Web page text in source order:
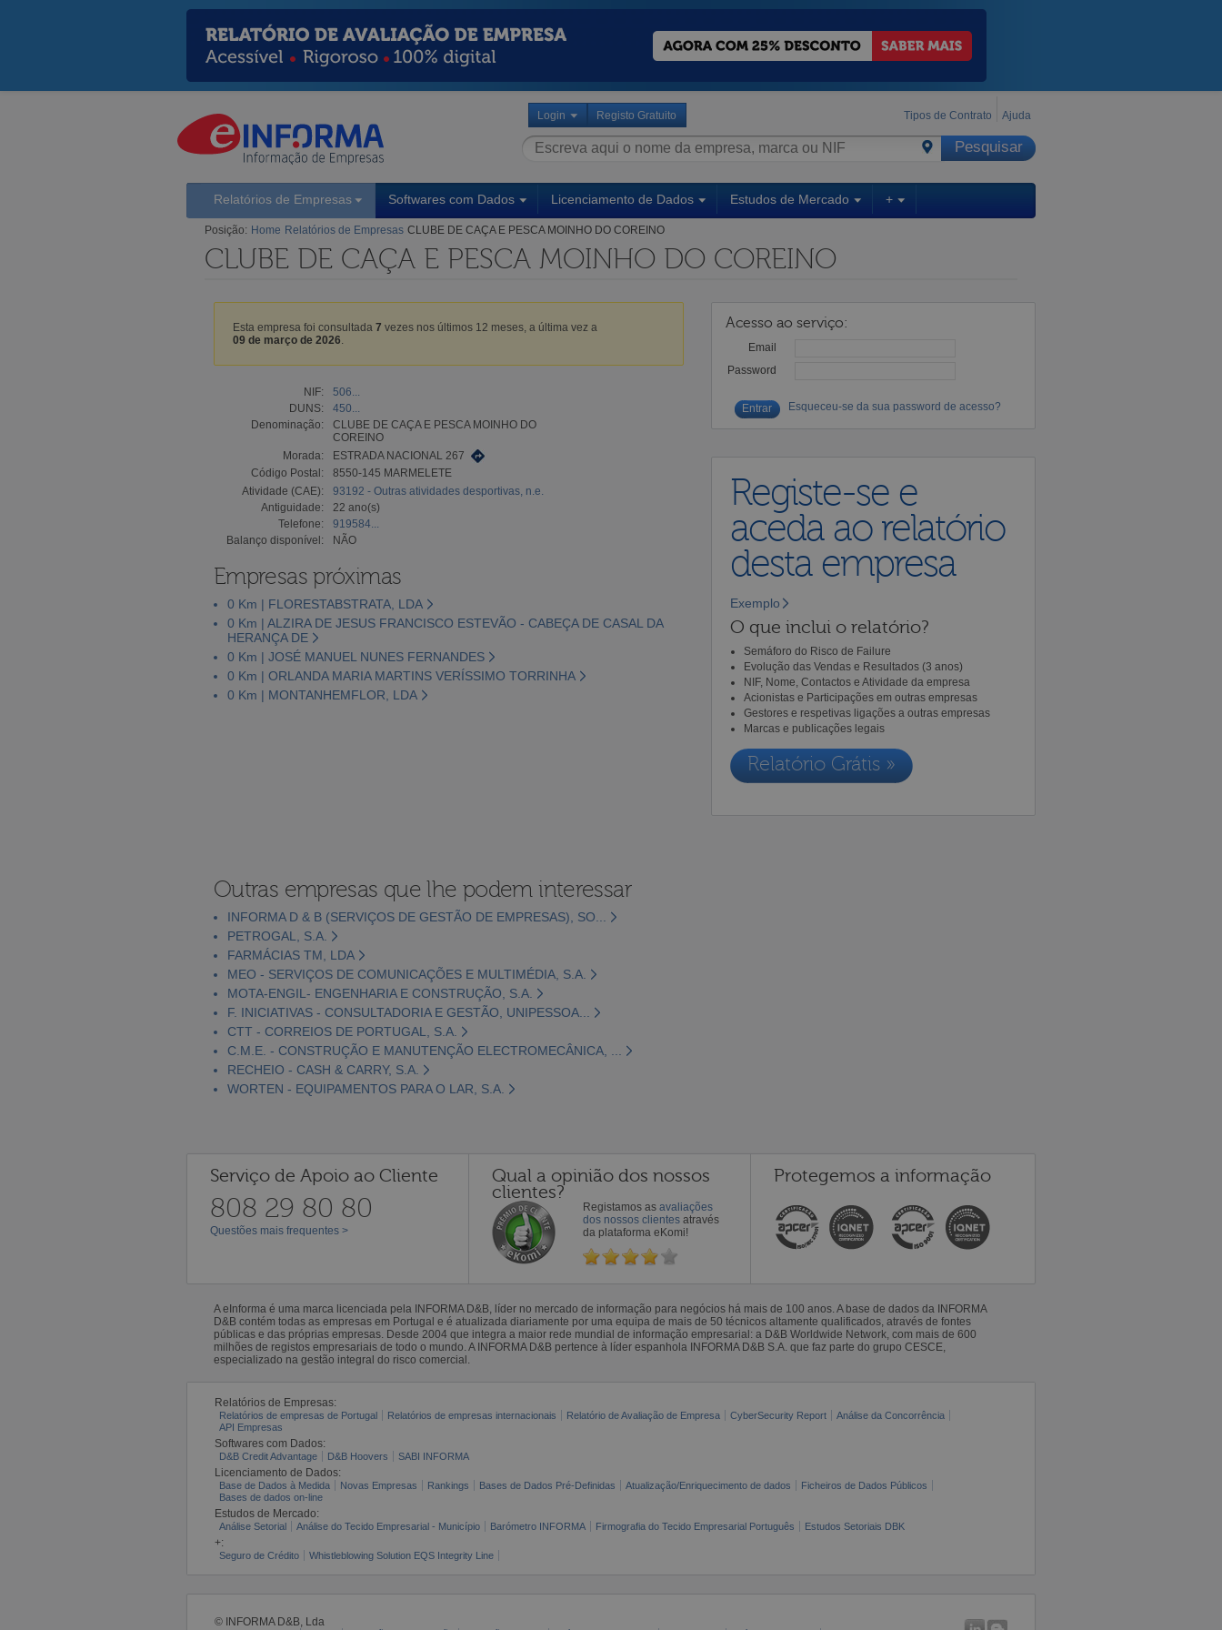
Login Registo Gratuito Tipos de Contrato Ajuda
Relatórios de Empresas Softwares com Dados Licenciamento de Dados Estudos de Mercado +
Posição: Home Relatórios de Empresas CLUBE DE CAÇA E PESCA MOINHO DO COREINO
CLUBE DE CAÇA E PESCA MOINHO DO COREINO
Esta empresa foi consultada 7 vezes nos últimos 12 meses, a última vez a
09 de março de 2026
NIF:
506...
DUNS:
450...
Denominação:
CLUBE DE CAÇA E PESCA MOINHO DO
COREINO
Morada:
ESTRADA NACIONAL 267
Código Postal:
8550-145 MARMELETE
Atividade (CAE):
93192 - Outras atividades desportivas, n.e.
Antiguidade:
22 ano(s)
Telefone:
919584...
Balanço disponível:
NÃO
Empresas próximas
0 Km | FLORESTABSTRATA, LDA
0 Km | ALZIRA DE JESUS FRANCISCO ESTEVÃO - CABEÇA DE CASAL DA
HERANÇA DE
0 Km | JOSÉ MANUEL NUNES FERNANDES
0 Km | ORLANDA MARIA MARTINS VERÍSSIMO TORRINHA
0 Km | MONTANHEMFLOR, LDA
Acesso ao serviço:
Email
Password
Esqueceu-se da sua password de acesso?
Registe-se e
aceda ao relatório
desta empresa
Exemplo
O que inclui o relatório?
Semáforo do Risco de Failure
Evolução das Vendas e Resultados (3 anos)
NIF, Nome, Contactos e Atividade da empresa
Acionistas e Participações em outras empresas
Gestores e respetivas ligações a outras empresas
Marcas e publicações legais
Relatório Grátis »
Outras empresas que lhe podem interessar
INFORMA D & B (SERVIÇOS DE GESTÃO DE EMPRESAS), SO...
PETROGAL, S.A.
FARMÁCIAS TM, LDA
MEO - SERVIÇOS DE COMUNICAÇÕES E MULTIMÉDIA, S.A.
MOTA-ENGIL- ENGENHARIA E CONSTRUÇÃO, S.A.
F. INICIATIVAS - CONSULTADORIA E GESTÃO, UNIPESSOA...
CTT - CORREIOS DE PORTUGAL, S.A.
C.M.E. - CONSTRUÇÃO E MANUTENÇÃO ELECTROMECÂNICA, ...
RECHEIO - CASH & CARRY, S.A.
WORTEN - EQUIPAMENTOS PARA O LAR, S.A.
Serviço de Apoio ao Cliente
808 29 80 80
Questões mais frequentes >
Qual a opinião dos nossos
clientes?
Registamos as avaliações
dos nossos clientes através
da plataforma eKomi!
Protegemos a informação
A eInforma é uma marca licenciada pela INFORMA D&B, líder no mercado de informação para negócios há mais de 100 anos. A base de dados da INFORMA
D&B contém todas as empresas em Portugal e é atualizada diariamente por uma equipa de mais de 50 técnicos altamente qualificados, através de fontes
públicas e das próprias empresas. Desde 2004 que integra a maior rede mundial de informação empresarial: a D&B Worldwide Network, com mais de 600
milhões de registos empresariais de todo o mundo. A INFORMA D&B pertence à líder espanhola INFORMA D&B S.A. que faz parte do grupo CESCE,
especializado na gestão integral do risco comercial.
Relatórios de Empresas:
Relatórios de empresas de Portugal Relatórios de empresas internacionais Relatório de Avaliação de Empresa CyberSecurity Report
Análise da Concorrência
API Empresas
Softwares com Dados:
D&B Credit Advantage D&B Hoovers SABI INFORMA
Licenciamento de Dados:
Base de Dados à Medida Novas Empresas Rankings Bases de Dados Pré-Definidas Atualização/Enriquecimento de dados
Ficheiros de Dados Públicos
Bases de dados on-line
Estudos de Mercado:
Análise Setorial Análise do Tecido Empresarial - Município Barómetro INFORMA Firmografia do Tecido Empresarial Português Estudos Setoriais DBK
+:
Seguro de Crédito Whistleblowing Solution EQS Integrity Line
© INFORMA D&B, Lda